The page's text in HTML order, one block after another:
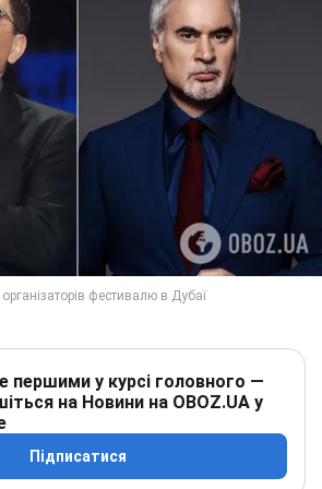
першими у курсі головного —
на Новини на OBOZ.UA у
Підписатися